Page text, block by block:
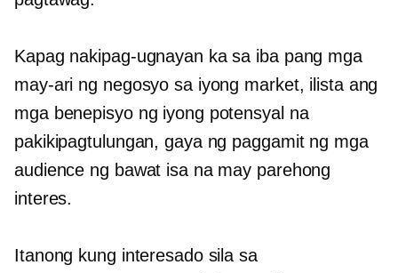
Kapag nakipag-ugnayan ka sa iba pang mga
may-ari ng negosyo sa iyong market, ilista ang
mga benepisyo ng iyong potensyal na
pakikipagtulungan, gaya ng paggamit ng mga
audience ng bawat isa na may parehong
interes.
Itanong kung interesado sila sa